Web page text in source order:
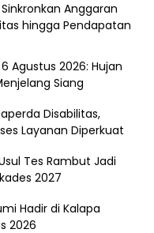
Anggaran
hingga Pendapatan
Agustus 2026: Hujan
Siang
Disabilitas,
Layanan Diperkuat
Tes Rambut Jadi
2027
Hadir di Kalapa
2026